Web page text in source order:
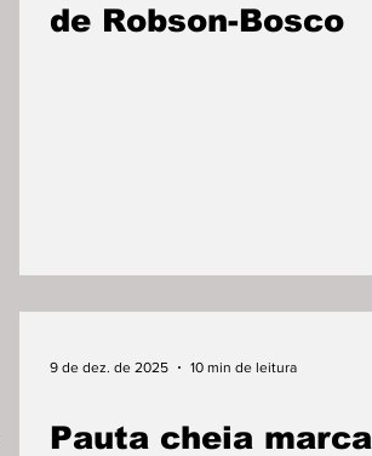
de Robson-Bosco
9 de dez. de 2025 10 min de leitura
Pauta cheia marca